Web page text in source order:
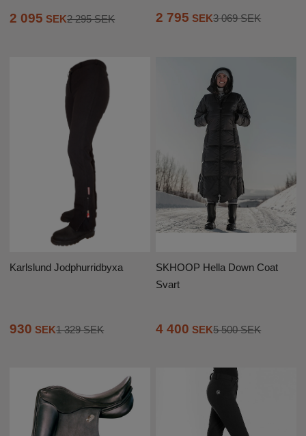
2 095 SEK2 295 SEK 2 795 SEK3 069 SEK
Karlslund Jodphurridbyxa
930 SEK1 329 SEK
SKHOOP Hella Down Coat
Svart
4 400 SEK5 500 SEK